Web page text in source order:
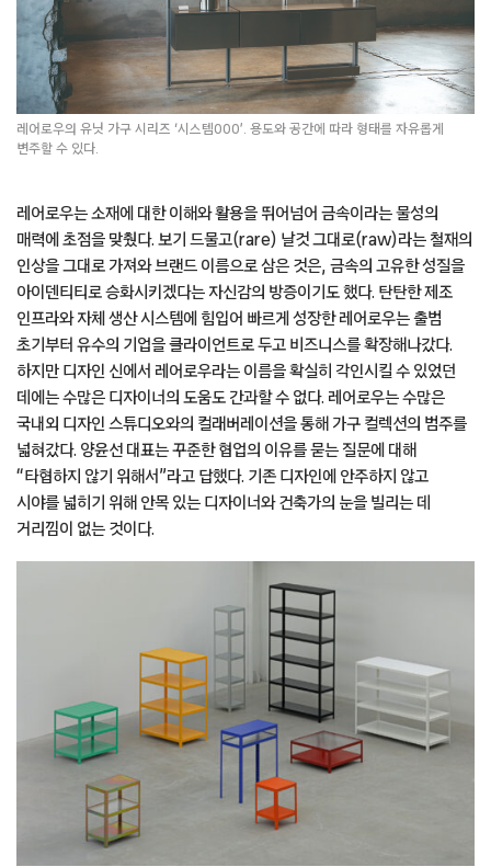
레어로우의 유닛 가구 시리즈 ‘시스템000’. 용도와 공간에 따라 형태를 자유롭게
변주할 수 있다.
레어로우는 소재에 대한 이해와 활용을 뛰어넘어 금속이라는 물성의
매력에 초점을 맞췄다. 보기 드물고(rare) 날것 그대로(raw)라는 철재의
인상을 그대로 가져와 브랜드 이름으로 삼은 것은, 금속의 고유한 성질을
아이덴티티로 승화시키겠다는 자신감의 방증이기도 했다. 탄탄한 제조
인프라와 자체 생산 시스템에 힘입어 빠르게 성장한 레어로우는 출범
초기부터 유수의 기업을 클라이언트로 두고 비즈니스를 확장해나갔다.
하지만 디자인 신에서 레어로우라는 이름을 확실히 각인시킬 수 있었던
데에는 수많은 디자이너의 도움도 간과할 수 없다. 레어로우는 수많은
국내외 디자인 스튜디오와의 컬래버레이션을 통해 가구 컬렉션의 범주를
넓혀갔다. 양윤선 대표는 꾸준한 협업의 이유를 묻는 질문에 대해
“타협하지 않기 위해서”라고 답했다. 기존 디자인에 안주하지 않고
시야를 넓히기 위해 안목 있는 디자이너와 건축가의 눈을 빌리는 데
거리낌이 없는 것이다.